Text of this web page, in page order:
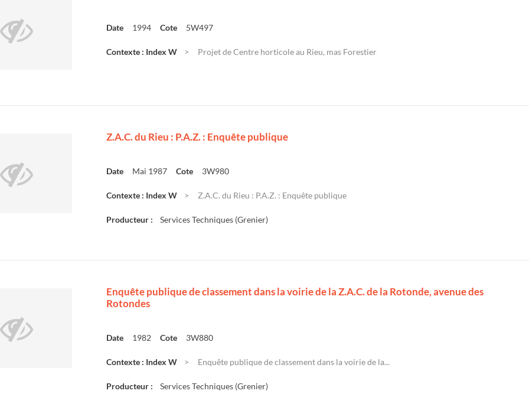
Date 1994 Cote 5W497
Contexte : Index W Projet de Centre horticole au Rieu, mas Forestier
Z.A.C. du Rieu : P.A.Z. : Enquête publique
Date Mai 1987 Cote 3W980
Contexte : Index W Z.A.C. du Rieu : P.A.Z. : Enquête publique
Producteur : Services Techniques (Grenier)
Enquête publique de classement dans la voirie de la Z.A.C. de la Rotonde, avenue des
Rotondes
Date 1982 Cote 3W880
Contexte : Index W Enquête publique de classement dans la voirie de la...
Producteur : Services Techniques (Grenier)